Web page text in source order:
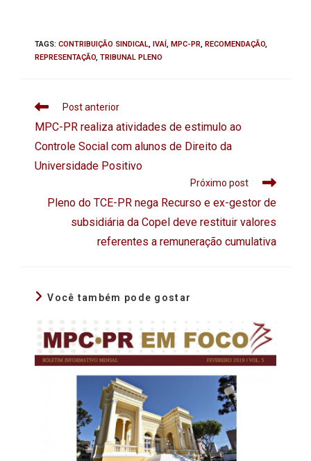
TAGS: CONTRIBUIÇÃO SINDICAL, IVAÍ, MPC-PR, RECOMENDAÇÃO,
REPRESENTAÇÃO, TRIBUNAL PLENO
Post anterior
MPC-PR realiza atividades de estimulo ao
Controle Social com alunos de Direito da
Universidade Positivo
Próximo post
Pleno do TCE-PR nega Recurso e ex-gestor de
subsidiária da Copel deve restituir valores
referentes a remuneração cumulativa
Você também pode gostar